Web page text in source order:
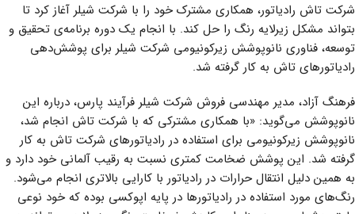
شرکت تاش رادیاتور، همکاری مشترک خود را با شرکت شیلر آغاز کرد تا
بتواند مشکل زیرلایه رنگ را حل کند. با انجام یک دوره برنامه‌ی تحقیق و
توسعه، فناوری نانوپوشش زیرکونیومی شرکت شیلر برای پوشش‌دهی
رادیاتورهای تاش به کار گرفته شد.
فرهنگ آزاد، مدیر مهندسی فروش شرکت شیلر فرآیند پارس، درباره این
نانوپوشش می‌گوید: «با همکاری مشترکی که با شرکت تاش انجام شد،
نانوپوشش زیرکونیومی برای استفاده در رادیاتورهای شرکت تاش به کار
گرفته شد. این پوشش ضخامت کمتری نسبت به رقیب آلمانی خود دارد و
به همین دلیل انتقال حرارات در رادیاتور با کارایی بالاتری انجام می‌شود.
رنگ‌های مورد استفاده در رادیاتورها در پایه اپوکسی بوده که خود نوعی